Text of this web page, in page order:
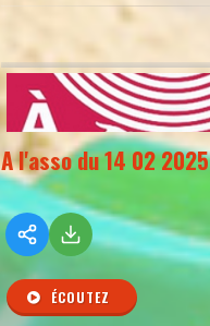
A l'asso du 14 02 2025
ÉCOUTEZ